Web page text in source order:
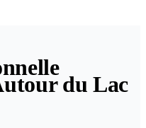
du Lac